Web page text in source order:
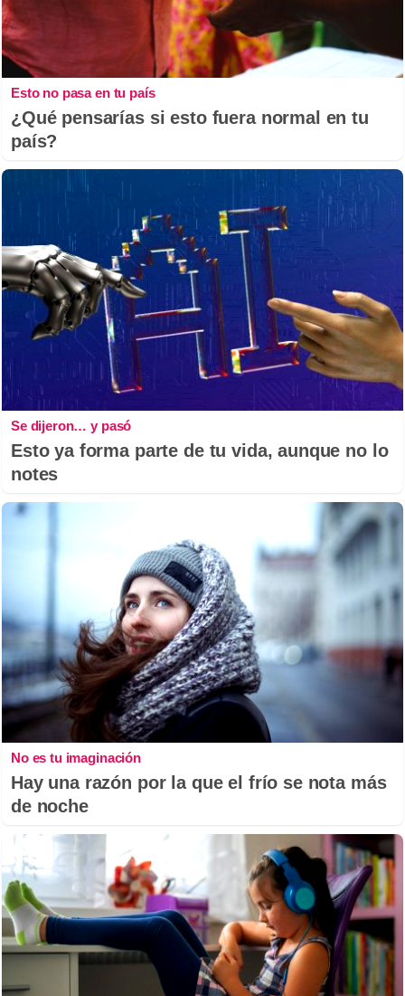
Esto no pasa en tu país
¿Qué pensarías si esto fuera normal en tu
país?
Se dijeron… y pasó
Esto ya forma parte de tu vida, aunque no lo
notes
No es tu imaginación
Hay una razón por la que el frío se nota más
de noche